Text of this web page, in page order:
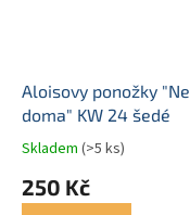
Aloisovy ponožky
doma" KW 24 šedé
Skladem (>5 ks)
250 Kč